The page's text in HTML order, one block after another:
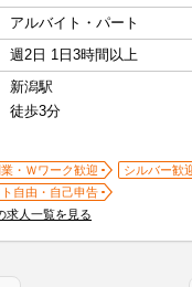
アルバイト・パート
週2日 1日3時間以上
新潟駅
徒歩3分
・Ｗワーク歓迎
シルバー歓
自由・自己申告
求人一覧を見る